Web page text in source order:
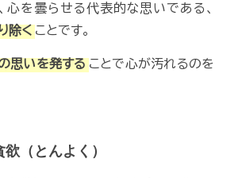
心を曇らせる代表的な思いである、
除く ことです。
思いを発する ことで心が汚れるのを
欲（とんよく）